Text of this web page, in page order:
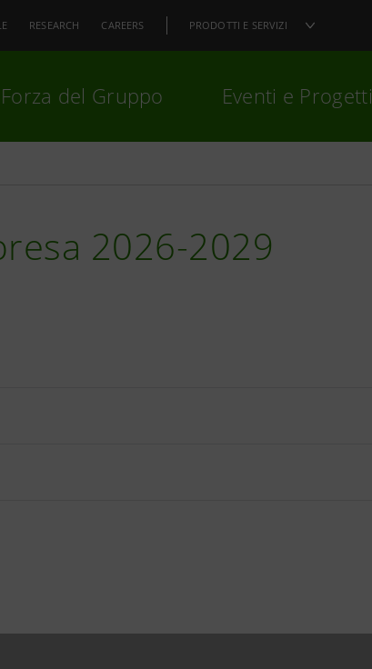
RESEARCH CAREERS PRODOTTI E SERVIZI
del Gruppo Eventi e Progetti
2026-2029